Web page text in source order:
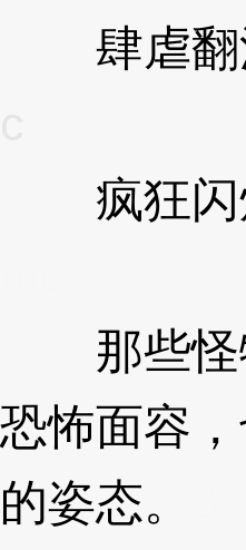
肆虐翻
疯狂闪烁
那些怪
恐怖面容
的姿态。